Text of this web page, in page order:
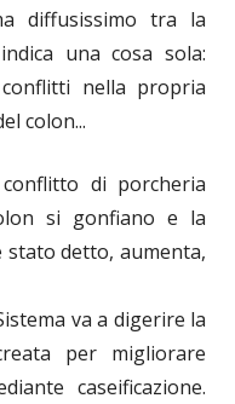
diffusissimo tra la
una cosa sola:
nella propria
colon...
di porcheria
si gonfiano e la
detto, aumenta,
va a digerire la
per migliorare
caseificazione.